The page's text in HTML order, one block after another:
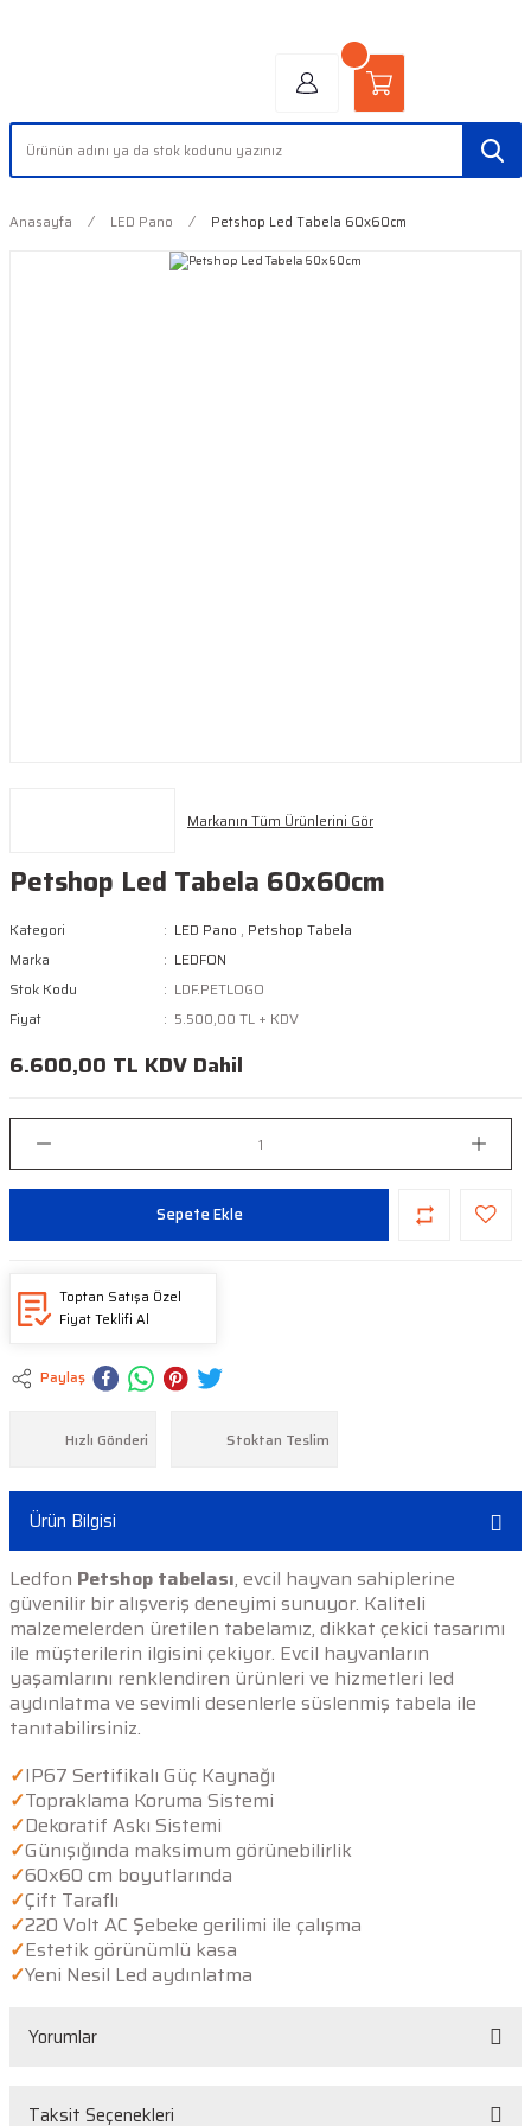
Anasayfa LED Pano Petshop Led Tabela 60x60cm
Markanın Tüm Ürünlerini Gör
Petshop Led Tabela 60x60cm
Kategori LED Pano , Petshop Tabela
Marka
LEDFON
Stok Kodu
LDF.PETLOGO
Fiyat
5.500,00 TL + KDV
6.600,00 TL KDV Dahil
Sepete Ekle
Toptan Satışa Özel
Fiyat Teklifi Al
Paylaş
Hızlı Gönderi Stoktan Teslim
Ürün Bilgisi
Ledfon Petshop tabelası, evcil hayvan sahiplerine
güvenilir bir alışveriş deneyimi sunuyor. Kaliteli
malzemelerden üretilen tabelamız, dikkat çekici tasarımı
ile müşterilerin ilgisini çekiyor. Evcil hayvanların
yaşamlarını renklendiren ürünleri ve hizmetleri led
aydınlatma ve sevimli desenlerle süslenmiş tabela ile
tanıtabilirsiniz.
✓IP67 Sertifikalı Güç Kaynağı
✓Topraklama Koruma Sistemi
✓Dekoratif Askı Sistemi
✓Günışığında maksimum görünebilirlik
✓60x60 cm boyutlarında
✓Çift Taraflı
✓220 Volt AC Şebeke gerilimi ile çalışma
✓Estetik görünümlü kasa
✓Yeni Nesil Led aydınlatma
Yorumlar
Taksit Seçenekleri